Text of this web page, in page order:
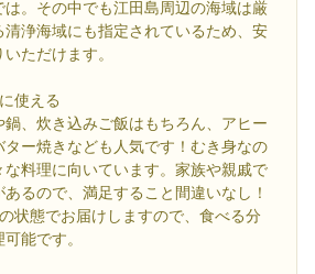
。その中でも江田島周辺の海域は厳
清浄海域にも指定されているため、安
ただけます。
使える
、炊き込みご飯はもちろん、アヒー
ター焼きなども人気です！むき身なの
な料理に向いています。家族や親戚で
るので、満足すること間違いなし！
状態でお届けしますので、食べる分
能です。